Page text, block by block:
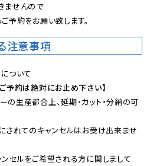
ませんので
予約をお願い致します。
注意事項
予約は絶対にお止め下さい】
生産都合上、延期・カット・分納の可
されてのキャンセルはお受け出来ませ
セルをご希望される方に関しまして